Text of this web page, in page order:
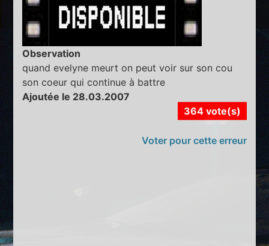
Observation
quand evelyne meurt on peut voir sur son cou
son coeur qui continue à battre
Ajoutée le 28.03.2007
364 vote(s)
Voter pour cette erreur